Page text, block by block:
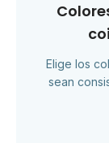
Elige los
sean